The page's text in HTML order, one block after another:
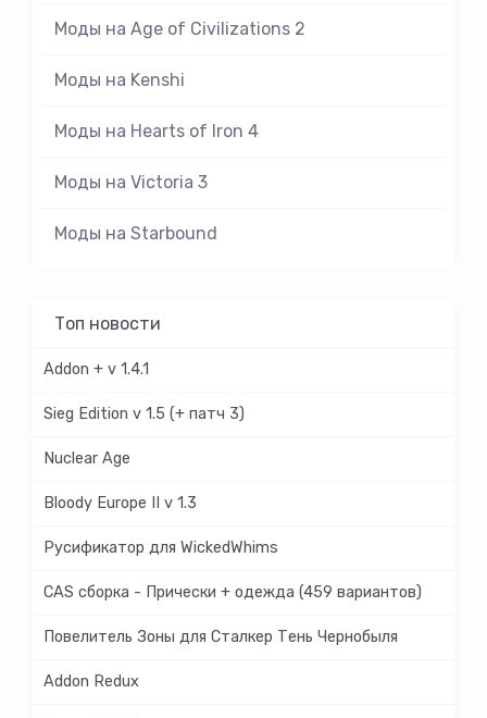
Моды на Age of Civilizations 2
Моды на Kenshi
Моды на Hearts of Iron 4
Моды на Victoria 3
Моды на Starbound
Топ новости
Addon + v 1.4.1
Sieg Edition v 1.5 (+ патч 3)
Nuclear Age
Bloody Europe II v 1.3
Русификатор для WickedWhims
CAS сборка - Прически + одежда (459 вариантов)
Повелитель Зоны для Сталкер Тень Чернобыля
Addon Redux